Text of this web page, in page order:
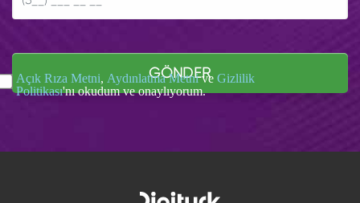
GÖNDER
Açık Rıza Metni, Aydınlatma Metnive Gizlilik
Politikası'nı okudum ve onaylıyorum.